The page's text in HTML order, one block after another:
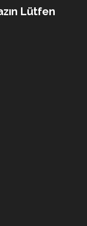
Lütfen